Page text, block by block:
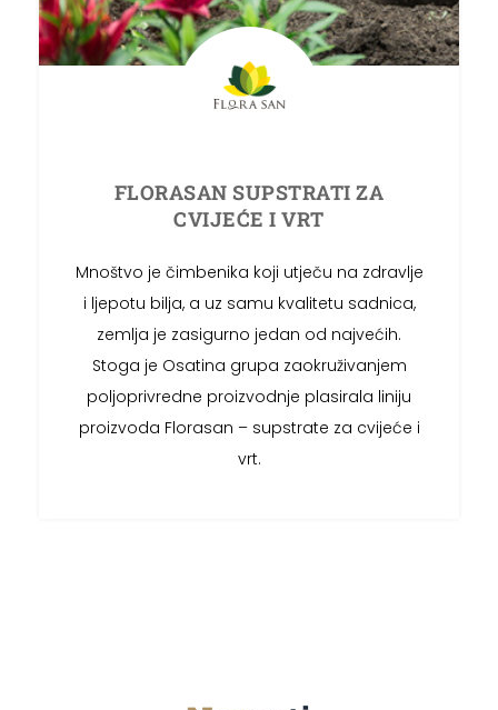
FLORASAN SUPSTRATI ZA
CVIJEĆE I VRT
Mnoštvo je čimbenika koji utječu na zdravlje
i ljepotu bilja, a uz samu kvalitetu sadnica,
zemlja je zasigurno jedan od najvećih.
Stoga je Osatina grupa zaokruživanjem
poljoprivredne proizvodnje plasirala liniju
proizvoda Florasan – supstrate za cvijeće i
vrt.